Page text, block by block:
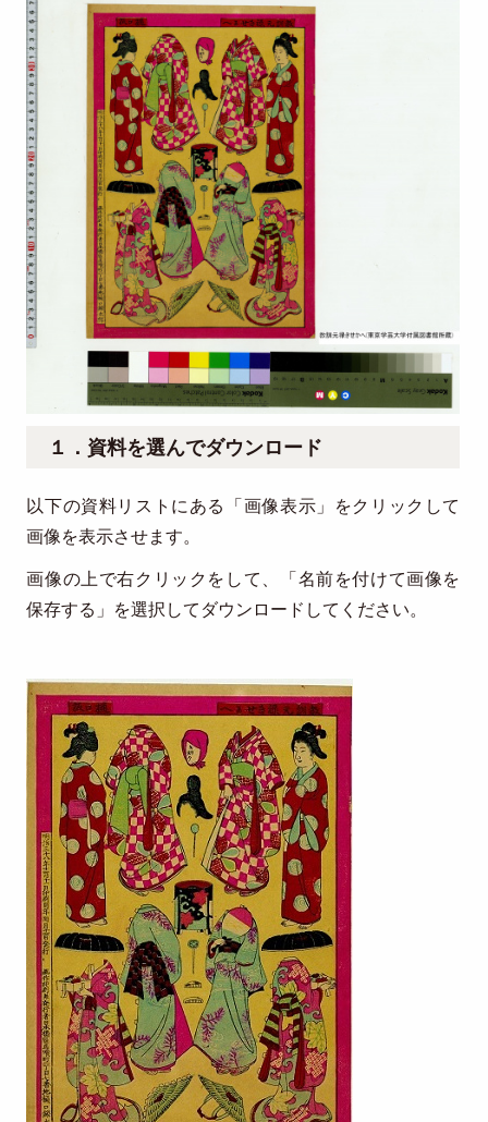
１．資料を選んでダウンロード
以下の資料リストにある「画像表示」をクリックして
画像を表示させます。
画像の上で右クリックをして、「名前を付けて画像を
保存する」を選択してダウンロードしてください。